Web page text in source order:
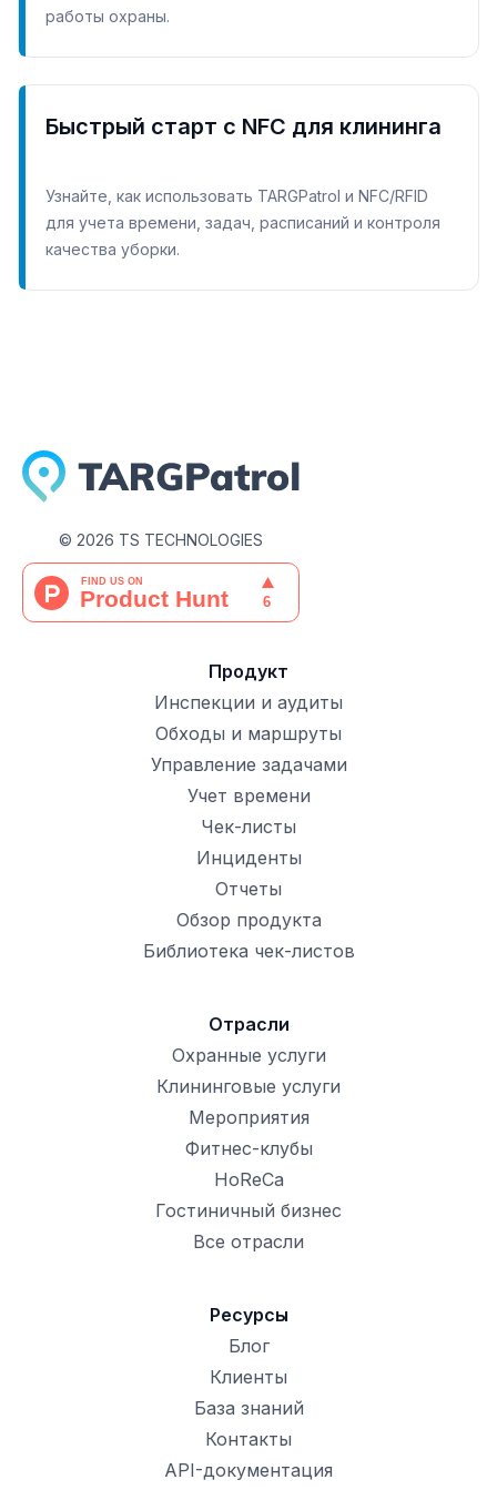
работы охраны.
Быстрый старт с NFC для клининга
Узнайте, как использовать TARGPatrol и NFC/RFID
для учета времени, задач, расписаний и контроля
качества уборки.
© 2026 TS TECHNOLOGIES
Продукт
Инспекции и аудиты
Обходы и маршруты
Управление задачами
Учет времени
Чек-листы
Инциденты
Отчеты
Обзор продукта
Библиотека чек-листов
Отрасли
Охранные услуги
Клининговые услуги
Мероприятия
Фитнес-клубы
HoReCa
Гостиничный бизнес
Все отрасли
Ресурсы
Блог
Клиенты
База знаний
Контакты
API-документация